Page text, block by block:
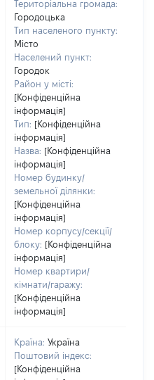
Територіальна громада:
Городоцька
Тип населеного пункту:
Місто
Населений пункт:
Городок
Район у місті:
[Конфіденційна
інформація]
Тип: [Конфіденційна
інформація]
Назва: [Конфіденційна
інформація]
Номер будинку/
земельної ділянки:
[Конфіденційна
інформація]
Номер корпусу/секції/
блоку: [Конфіденційна
інформація]
Номер квартири/
кімнати/гаражу:
[Конфіденційна
інформація]
Країна: Україна
Поштовий індекс:
[Конфіденційна